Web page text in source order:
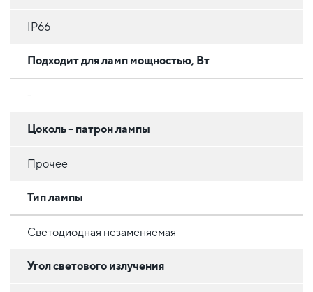
IP66
Подходит для ламп мощностью, Вт
-
Цоколь - патрон лампы
Прочее
Тип лампы
Светодиодная незаменяемая
Угол светового излучения